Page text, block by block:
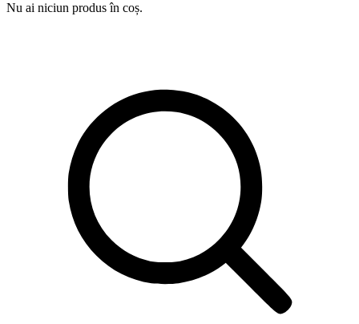
Nu ai niciun produs în coș.